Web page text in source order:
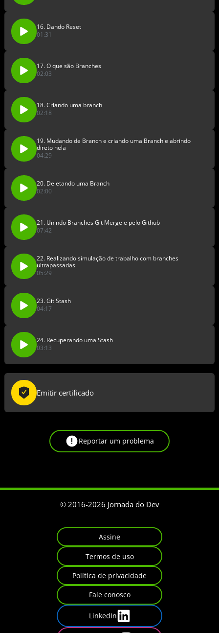
16. Dando Reset
01:31
17. O que são Branches
02:03
18. Criando uma branch
02:18
19. Mudando de Branch e criando uma Branch e abrindo
direto nela
04:29
20. Deletando uma Branch
02:00
21. Unindo Branches Git Merge e pelo Github
07:42
22. Realizando simulação de trabalho com branches
ultrapassadas
05:29
23. Git Stash
04:17
24. Recuperando uma Stash
03:13
Emitir certificado
Reportar um problema
© 2016-2026 Jornada do Dev
Assine
Termos de uso
Política de privacidade
Fale conosco
LinkedIn